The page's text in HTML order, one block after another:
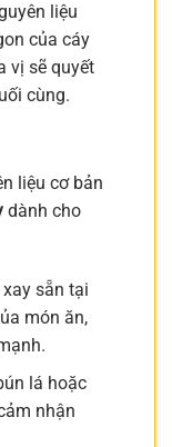
liệu
của cáy
vị sẽ quyết
cùng.
liệu cơ bản
dành cho
sẵn tại
món ăn,
lá hoặc
nhận